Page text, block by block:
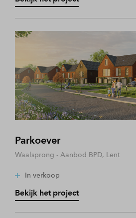
Parkoever
Waalsprong - Aanbod BPD, Lent
In verkoop
Bekijk het project